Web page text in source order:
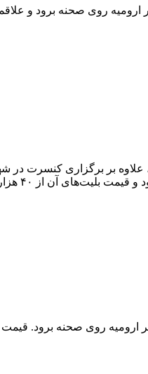
شنبه ۱۵ تیرماه، راس ساعت ۲۱:۳۰ در سالن «دریا»